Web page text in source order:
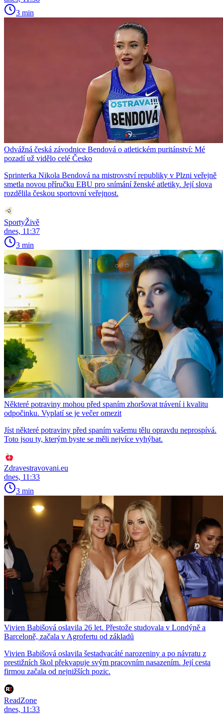
3 min
Odvážná česká závodnice Bendová o atletickém puritánství: Mé
pozadí už vidělo celé Česko
Sprinterka Nikola Bendová na mistrovství republiky v Plzni veřejně
smetla novou příručku EBU pro snímání ženské atletiky. Její slova
rozdělila českou sportovní veřejnost.
SportyŽivě
dnes, 11:37
3 min
Některé potraviny mohou před spaním zhoršovat trávení i kvalitu
odpočinku. Vyplatí se je večer omezit
Jíst některé potraviny před spaním vašemu tělu opravdu neprospívá.
Toto jsou ty, kterým byste se měli nejvíce vyhýbat.
Zdravestravovani.eu
dnes, 11:33
3 min
Vivien Babišová oslavila 26 let. Přestože studovala v Londýně a
Barceloně, začala v Agrofertu od základů
Vivien Babišová oslavila šestadvacáté narozeniny a po návratu z
prestižních škol překvapuje svým pracovním nasazením. Její cesta
firmou začala od nejnižších pozic.
ReadZone
dnes, 11:33